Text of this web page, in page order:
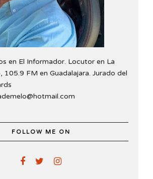
en El Informador. Locutor en La
105.9 FM en Guadalajara. Jurado del
FOLLOW ME ON